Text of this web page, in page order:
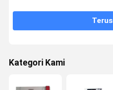
plastik pengujian peralatan
Terus
Kategori Kami